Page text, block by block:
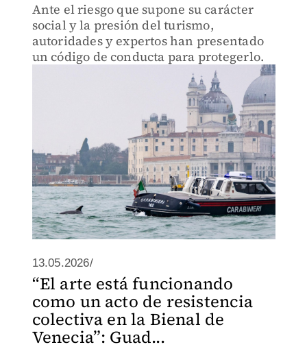
Ante el riesgo que supone su carácter
social y la presión del turismo,
autoridades y expertos han presentado
un código de conducta para protegerlo.
13.05.2026/
“El arte está funcionando
como un acto de resistencia
colectiva en la Bienal de
Venecia”: Guad...